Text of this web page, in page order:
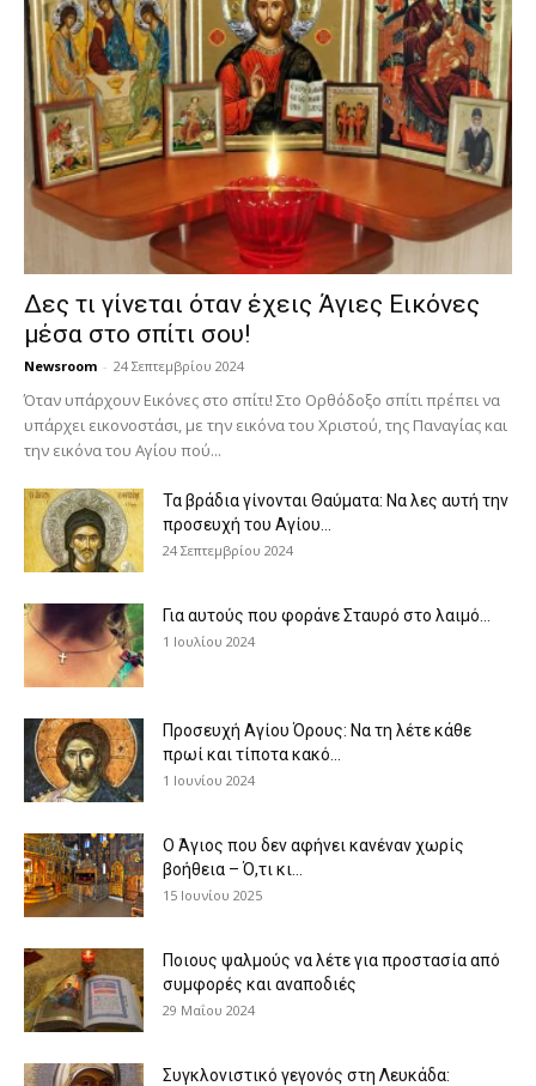
Δες τι γίνεται όταν έχεις Άγιες Εικόνες
μέσα στο σπίτι σου!
Newsroom - 24 Σεπτεμβρίου 2024
Όταν υπάρχουν Εικόνες στο σπίτι! Στο Ορθόδοξο σπίτι πρέπει να
υπάρχει εικονοστάσι, με την εικόνα του Χριστού, της Παν­αγίας και
την εικόνα του Αγίου πού...
Τα βράδια γίνονται Θαύματα: Να λες αυτή την
προσευχή του Αγίου...
24 Σεπτεμβρίου 2024
Για αυτούς που φοράνε Σταυρό στο λαιμό…
1 Ιουλίου 2024
Προσευχή Αγίου Όρους: Να τη λέτε κάθε
πρωί και τίποτα κακό...
1 Ιουνίου 2024
Ο Άγιος που δεν αφήνει κανέναν χωρίς
βοήθεια – Ό,τι κι...
15 Ιουνίου 2025
Ποιους ψαλμούς να λέτε για προστασία από
συμφορές και αναποδιές
29 Μαΐου 2024
Συγκλονιστικό γεγονός στη Λευκάδα: